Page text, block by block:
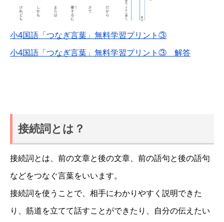
小4国語「つなぎ言葉」無料学習プリント③
小4国語「つなぎ言葉」無料学習プリント③ 解答
接続詞とは？
接続詞とは、前の文章と後の文章、前の語句と後の語句
などをつなぐ言葉をいいます。
接続詞を使うことで、相手にわかりやすく説明できた
り、筋道を立てて話すことができたり、自分の伝えたい